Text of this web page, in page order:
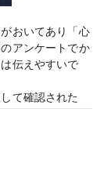
円分”の特典を
おいてあり「心
アンケートでか
伝えやすいで
て確認された
ましたが候補最
伝えられたのは
などには合うと